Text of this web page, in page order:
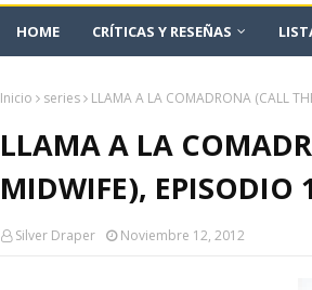
HOME CRÍTICAS Y RESEÑAS
Inicio series LLAMA A LA COMADRONA (CALL
LLAMA A LA
MIDWIFE), EPISODIO
Silver Draper Noviembre 12, 2012